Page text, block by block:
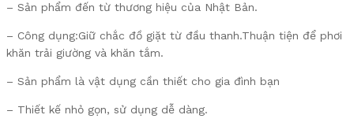
– Sản phẩm đến từ thương hiệu của Nhật Bản.
– Công dụng:Giữ chắc đồ giặt từ đầu thanh.Thuận tiện để phơi
khăn trải giường và khăn tắm.
– Sản phẩm là vật dụng cần thiết cho gia đình bạn
– Thiết kế nhỏ gọn, sử dụng dễ dàng.